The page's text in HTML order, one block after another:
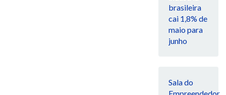
brasileira
cai 1,8% de
maio para
junho
Sala do